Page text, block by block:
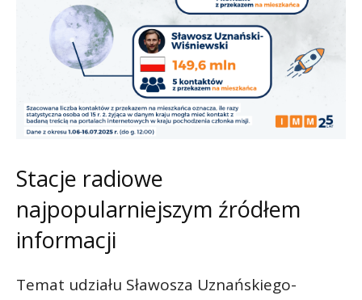
Stacje radiowe
najpopularniejszym źródłem
informacji
Temat udziału Sławosza Uznańskiego-